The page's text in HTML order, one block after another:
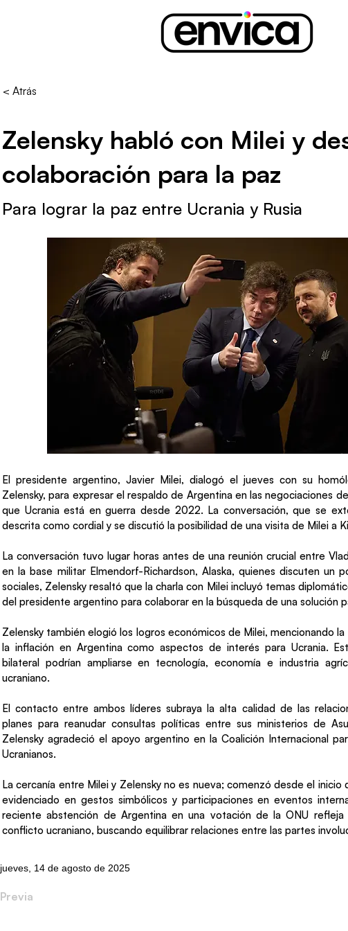
< Atrás
Zelensky habló con Milei y
colaboración para la paz
Para lograr la paz entre Ucrania y Rusia
El presidente argentino, Javier Milei, dialogó el jueves con su
Zelensky, para expresar el respaldo de Argentina en las negociaciones
que Ucrania está en guerra desde 2022. La conversación, que se
descrita como cordial y se discutió la posibilidad de una visita de Milei a
La conversación tuvo lugar horas antes de una reunión crucial entre
en la base militar Elmendorf-Richardson, Alaska, quienes discuten un
sociales, Zelensky resaltó que la charla con Milei incluyó temas
del presidente argentino para colaborar en la búsqueda de una solución
Zelensky también elogió los logros económicos de Milei, mencionando
la inflación en Argentina como aspectos de interés para Ucrania.
bilateral podrían ampliarse en tecnología, economía e industria
ucraniano.
El contacto entre ambos líderes subraya la alta calidad de las
planes para reanudar consultas políticas entre sus ministerios de
Zelensky agradeció el apoyo argentino en la Coalición Internacional
Ucranianos.
La cercanía entre Milei y Zelensky no es nueva; comenzó desde el
evidenciado en gestos simbólicos y participaciones en eventos
reciente abstención de Argentina en una votación de la ONU
conflicto ucraniano, buscando equilibrar relaciones entre las partes
jueves, 14 de agosto de 2025
Previa